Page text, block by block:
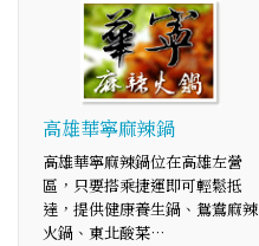
高雄華寧麻辣鍋
高雄華寧麻辣鍋位在高雄左營
區，只要搭乘捷運即可輕鬆抵
達，提供健康養生鍋、鴛鴦麻辣
火鍋、東北酸菜…